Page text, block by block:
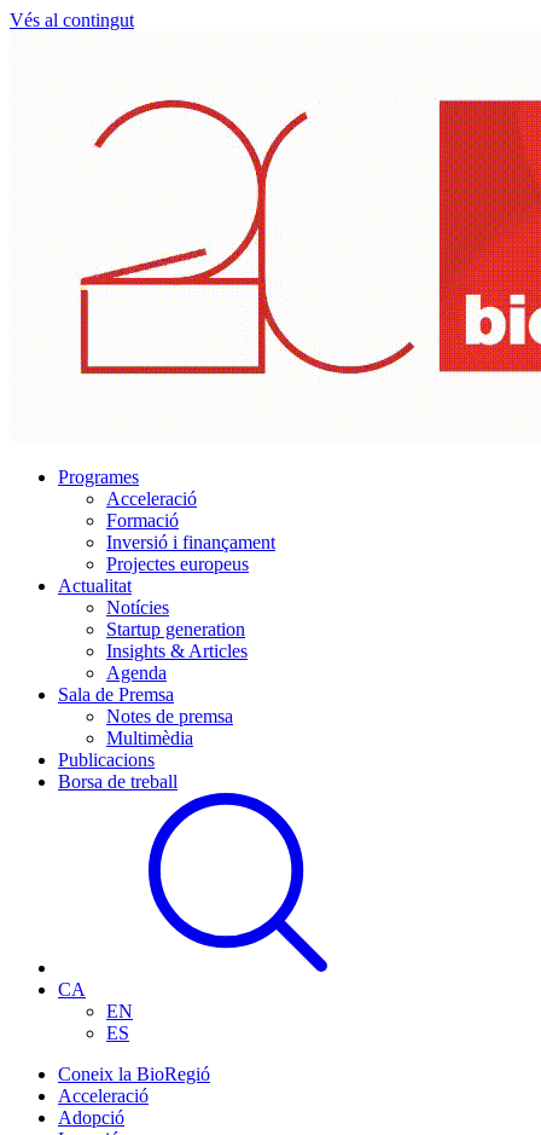
Vés al contingut
Programes
Acceleració
Formació
Inversió i finançament
Projectes europeus
Actualitat
Notícies
Startup generation
Insights & Articles
Agenda
Sala de Premsa
Notes de premsa
Multimèdia
Publicacions
Borsa de treball
CA
EN
ES
Coneix la BioRegió
Acceleració
Adopció